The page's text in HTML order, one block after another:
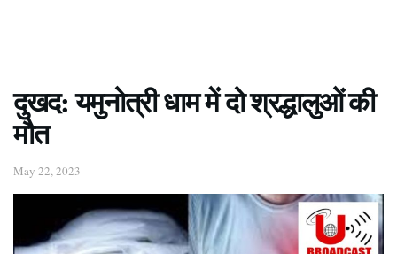
दुखद: यमुनोत्री धाम में दो श्रद्धालुओं की
मौत
May 22, 2023